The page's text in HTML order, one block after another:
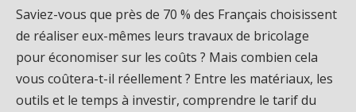
Saviez-vous que près de 70 % des Français choisissent
de réaliser eux-mêmes leurs travaux de bricolage
pour économiser sur les coûts ? Mais combien cela
vous coûtera-t-il réellement ? Entre les matériaux, les
outils et le temps à investir, comprendre le tarif du